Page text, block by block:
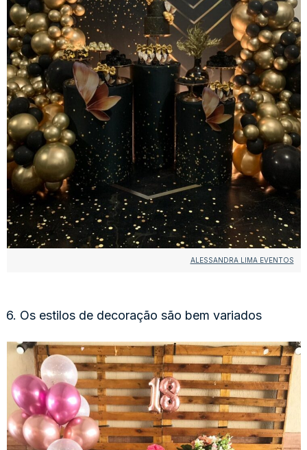
ALESSANDRA LIMA EVENTOS
6. Os estilos de decoração são bem variados